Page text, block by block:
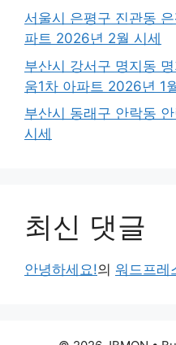
서울시 은평구 진관동
파트 2026년 2월 시세
부산시 강서구 명지동
움1차 아파트 2026년 1
부산시 동래구 안락동
시세
최신 댓글
안녕하세요!의 워드프레